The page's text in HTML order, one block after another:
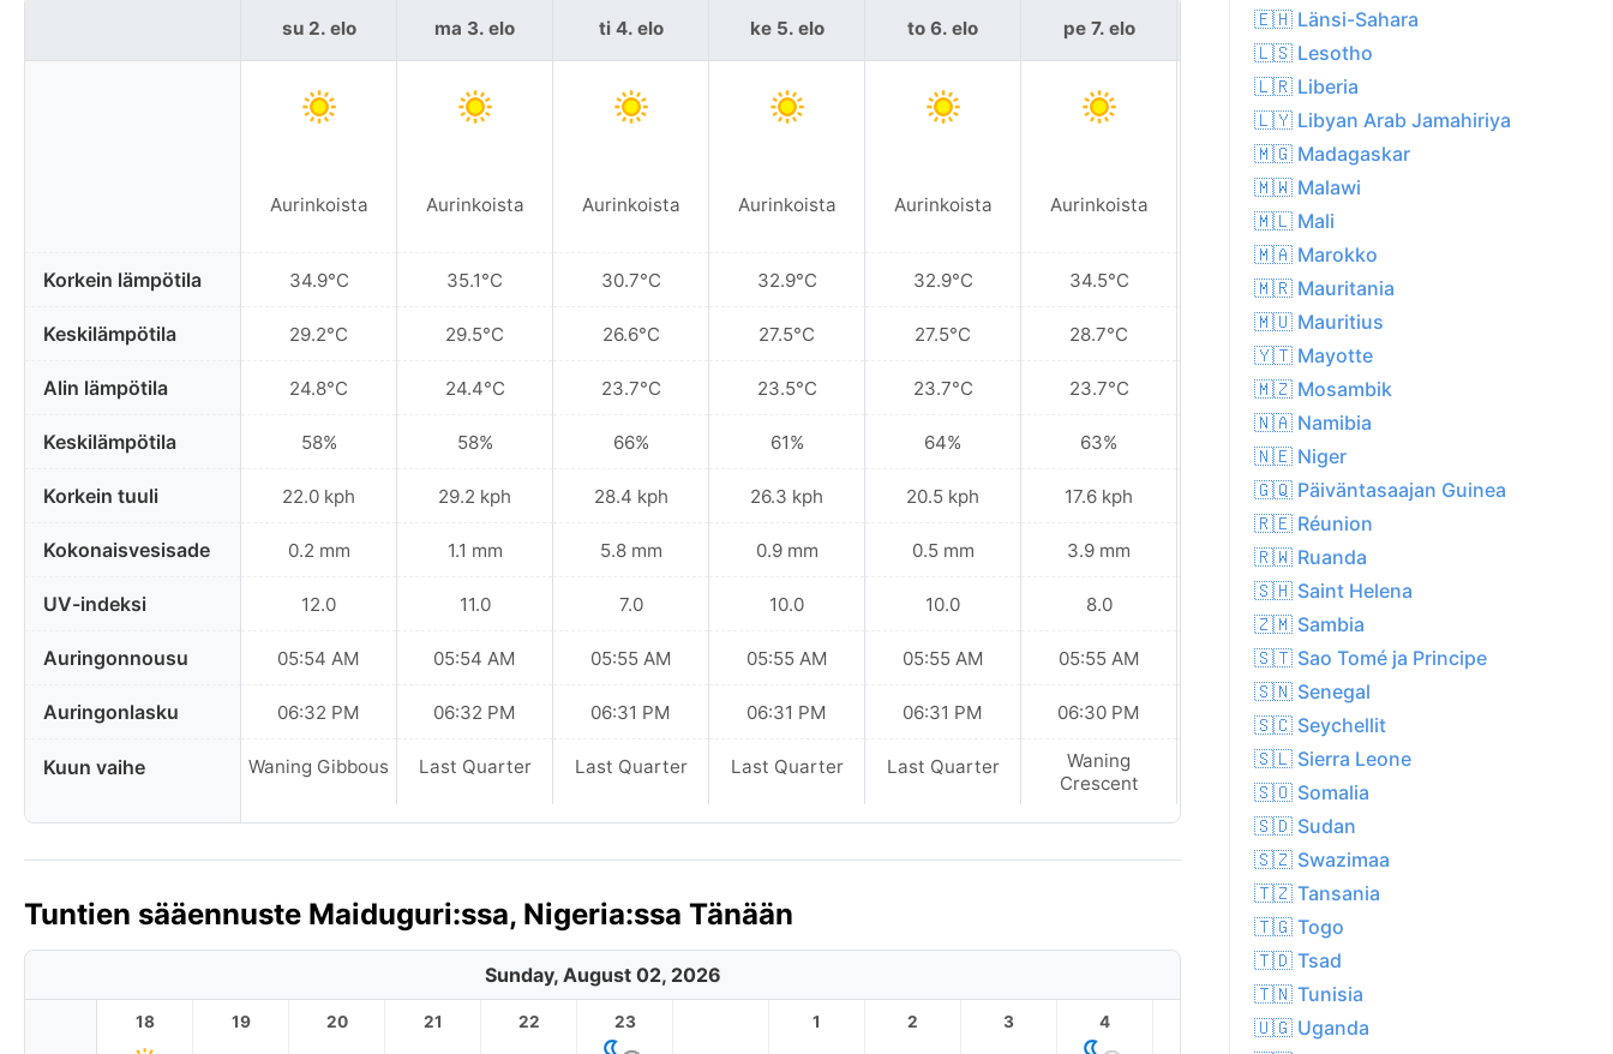
Korkein lämpötila
Keskilämpötila
Alin lämpötila
Keskilämpötila
Korkein tuuli
Kokonaisvesisade
UV-indeksi
Auringonnousu
Auringonlasku
Kuun vaihe
su 2. elo
Aurinkoista
34.9°C
29.2°C
24.8°C
58%
22.0 kph
0.2 mm
12.0
05:54 AM
06:32 PM
Waning Gibbous
ma 3. elo
Aurinkoista
35.1°C
29.5°C
24.4°C
58%
29.2 kph
1.1 mm
11.0
05:54 AM
06:32 PM
Last Quarter
ti 4. elo
Aurinkoista
30.7°C
26.6°C
23.7°C
66%
28.4 kph
5.8 mm
7.0
05:55 AM
06:31 PM
Last Quarter
ke 5. elo
Aurinkoista
32.9°C
27.5°C
23.5°C
61%
26.3 kph
0.9 mm
10.0
05:55 AM
06:31 PM
Last Quarter
to 6. elo
Aurinkoista
32.9°C
27.5°C
23.7°C
64%
20.5 kph
0.5 mm
10.0
05:55 AM
06:31 PM
Last Quarter
pe 7. elo
Aurinkoista
34.5°C
28.7°C
23.7°C
63%
17.6 kph
3.9 mm
8.0
05:55 AM
06:30 PM
Waning
Crescent
la 8. elo
33.6°C
27.5°C
22.9°C
70%
32.0 kph
15.6 mm
8.0
05:55 AM
06:30 PM
Waning
Crescent
Tuntien sääennuste Maiduguri:ssa, Nigeria:ssa Tänään
Sunday, August 02, 2026
18 19 20 21 22 23 1 2 3 4 6
🇪🇭 Länsi-Sahara
🇱🇸 Lesotho
🇱🇷 Liberia
🇱🇾 Libyan Arab Jamahiriya
🇲🇬 Madagaskar
🇲🇼 Malawi
🇲🇱 Mali
🇲🇦 Marokko
🇲🇷 Mauritania
🇲🇺 Mauritius
🇾🇹 Mayotte
🇲🇿 Mosambik
🇳🇦 Namibia
🇳🇪 Niger
🇬🇶 Päiväntasaajan Guinea
🇷🇪 Réunion
🇷🇼 Ruanda
🇸🇭 Saint Helena
🇿🇲 Sambia
🇸🇹 Sao Tomé ja Principe
🇸🇳 Senegal
🇸🇨 Seychellit
🇸🇱 Sierra Leone
🇸🇴 Somalia
🇸🇩 Sudan
🇸🇿 Swazimaa
🇹🇿 Tansania
🇹🇬 Togo
🇹🇩 Tsad
🇹🇳 Tunisia
🇺🇬 Uganda